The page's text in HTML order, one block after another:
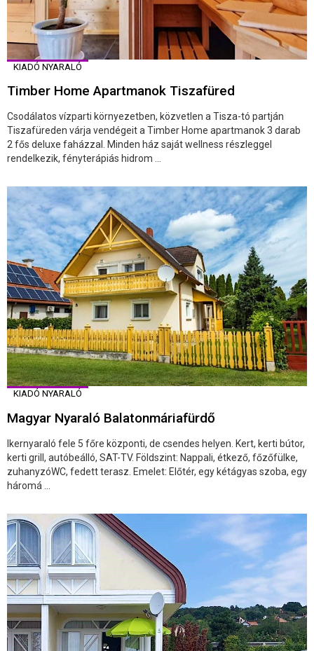
KIADÓ NYARALÓ
Timber Home Apartmanok Tiszafüred
Csodálatos vízparti környezetben, közvetlen a Tisza-tó partján
Tiszafüreden várja vendégeit a Timber Home apartmanok 3 darab
2 fős deluxe faházzal. Minden ház saját wellness részleggel
rendelkezik, fényterápiás hidrom ...
KIADÓ NYARALÓ
Magyar Nyaraló Balatonmáriafürdő
Ikernyaraló fele 5 főre központi, de csendes helyen. Kert, kerti bútor,
kerti grill, autóbeálló, SAT-TV. Földszint: Nappali, étkező, főzőfülke,
zuhanyzóWC, fedett terasz. Emelet: Előtér, egy kétágyas szoba, egy
háromá ...